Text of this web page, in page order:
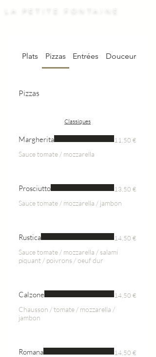
LA PETITE FONTAINE
Plats Pizzas Entrées Douceurs
Pizzas
Classiques
Margherita
Sauce tomate / mozzarella
11,50 €
Prosciutto
Sauce tomate / mozzarella / jambon
13,50 €
Rustica
Sauce tomate / mozzarella / salami
piquant / poivrons / oeuf dur
14,50 €
Calzone
Chausson / tomate / mozzarella /
jambon
14,50 €
Romana 14,50 €